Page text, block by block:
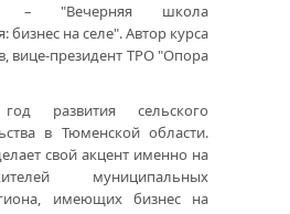
– "Вечерняя школа
бизнес на селе". Автор курса
вице-президент ТРО "Опора
развития сельского
в Тюменской области.
свой акцент именно на
муниципальных
имеющих бизнес на